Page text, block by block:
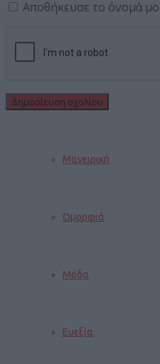
ΓΥΝΑΙΚΑ
Μαγειρική
Ομορφιά
Μόδα
Ευεξία
Αποθήκευσε το όνομά